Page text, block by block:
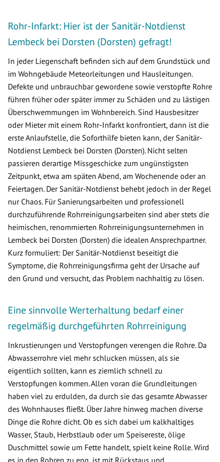
Rohr-Infarkt: Hier ist der Sanitär-Notdienst
Lembeck bei Dorsten (Dorsten) gefragt!
In jeder Liegenschaft befinden sich auf dem Grundstück und
im Wohngebäude Meteorleitungen und Hausleitungen.
Defekte und unbrauchbar gewordene sowie verstopfte Rohre
führen früher oder später immer zu Schäden und zu lästigen
Überschwemmungen im Wohnbereich. Sind Hausbesitzer
oder Mieter mit einem Rohr-Infarkt konfrontiert, dann ist die
erste Anlaufstelle, die Soforthilfe bieten kann, der Sanitär-
Notdienst Lembeck bei Dorsten (Dorsten). Nicht selten
passieren derartige Missgeschicke zum ungünstigsten
Zeitpunkt, etwa am späten Abend, am Wochenende oder an
Feiertagen. Der Sanitär-Notdienst behebt jedoch in der Regel
nur Chaos. Für Sanierungsarbeiten und professionell
durchzuführende Rohrreinigungsarbeiten sind aber stets die
heimischen, renommierten Rohrreinigungsunternehmen in
Lembeck bei Dorsten (Dorsten) die idealen Ansprechpartner.
Kurz formuliert: Der Sanitär-Notdienst beseitigt die
Symptome, die Rohrreinigungsfirma geht der Ursache auf
den Grund und versucht, das Problem nachhaltig zu lösen.
Eine sinnvolle Werterhaltung bedarf einer
regelmäßig durchgeführten Rohrreinigung
Inkrustierungen und Verstopfungen verengen die Rohre. Da
Abwasserrohre viel mehr schlucken müssen, als sie
eigentlich sollten, kann es ziemlich schnell zu
Verstopfungen kommen. Allen voran die Grundleitungen
haben viel zu erdulden, da durch sie das gesamte Abwasser
des Wohnhauses fließt. Über Jahre hinweg machen diverse
Dinge die Rohre dicht. Ob es sich dabei um kalkhaltiges
Wasser, Staub, Herbstlaub oder um Speisereste, ölige
Duschmittel sowie um Fette handelt, spielt keine Rolle. Wird